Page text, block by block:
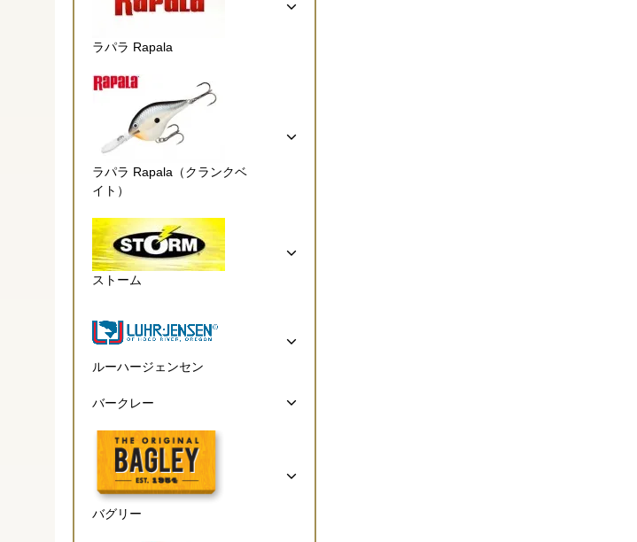
ラパラ Rapala
ラパラ Rapala（クランクベ
イト）
ストーム
ルーハージェンセン
バークレー
バグリー